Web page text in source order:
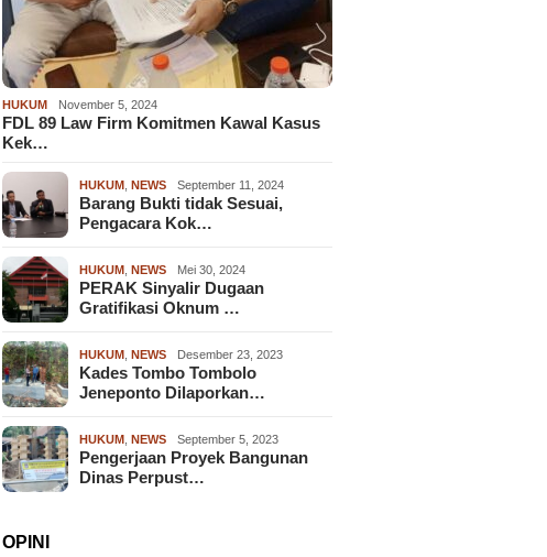
HUKUM November 5, 2024
FDL 89 Law Firm Komitmen Kawal Kasus
Kek…
HUKUM ,NEWS September 11, 2024
Barang Bukti tidak Sesuai,
Pengacara Kok…
HUKUM ,NEWS Mei 30, 2024
PERAK Sinyalir Dugaan
Gratifikasi Oknum …
HUKUM ,NEWS Desember 23, 2023
Kades Tombo Tombolo
Jeneponto Dilaporkan…
HUKUM ,NEWS September 5, 2023
Pengerjaan Proyek Bangunan
Dinas Perpust…
OPINI